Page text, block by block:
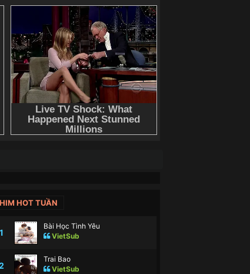
HOT TUẦN
1
Bài Học Tình Yêu
VietSub
Trai Bao
VietSub